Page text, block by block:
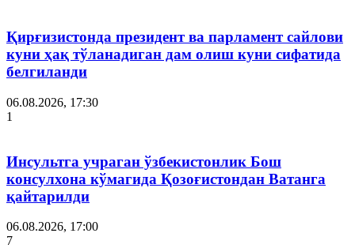
Қирғизистонда президент ва парламент сайлови
куни ҳақ тўланадиган дам олиш куни сифатида
белгиланди
06.08.2026, 17:30
1
Инсультга учраган ўзбекистонлик Бош
консулхона кўмагида Қозоғистондан Ватанга
қайтарилди
06.08.2026, 17:00
7